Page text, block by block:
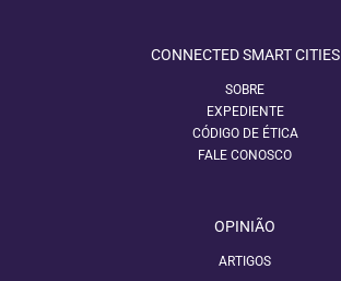
CONNECTED SMART CITIES
SOBRE
EXPEDIENTE
CÓDIGO DE ÉTICA
FALE CONOSCO
OPINIÃO
ARTIGOS